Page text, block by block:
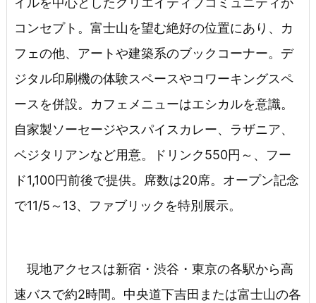
コンセプト。富士山を望む絶好の位置にあり、カ
フェの他、アートや建築系のブックコーナー。デ
ジタル印刷機の体験スペースやコワーキングスペ
ースを併設。カフェメニューはエシカルを意識。
自家製ソーセージやスパイスカレー、ラザニア、
ベジタリアンなど用意。ドリンク550円～、フー
ド1,100円前後で提供。席数は20席。オープン記念
で11/5～13、ファブリックを特別展示。
現地アクセスは新宿・渋谷・東京の各駅から高
速バスで約2時間。中央道下吉田または富士山の各